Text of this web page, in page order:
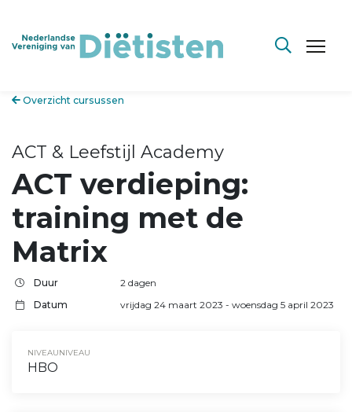
Overzicht cursussen
ACT & Leefstijl Academy
ACT verdieping:
training met de
Matrix
Duur
2 dagen
Datum
vrijdag 24 maart 2023 - woensdag 5 april 2023
NIVEAUNIVEAU
HBO